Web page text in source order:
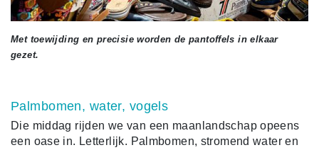
Met toewijding en precisie worden de pantoffels in elkaar
gezet.
Palmbomen, water, vogels
Die middag rijden we van een maanlandschap opeens
een oase in. Letterlijk. Palmbomen, stromend water en